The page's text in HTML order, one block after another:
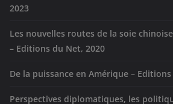
2023
Les nouvelles routes de la soie
– Editions du Net, 2020
De la puissance en Amérique –
Perspectives diplomatiques, les